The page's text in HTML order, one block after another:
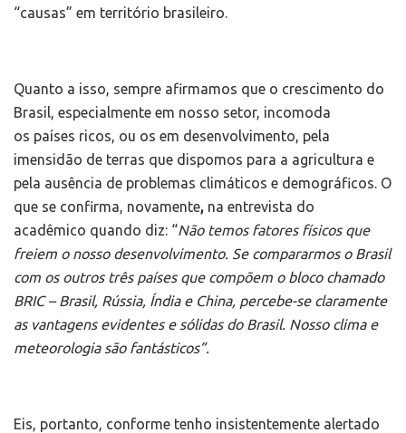
“causas” em território brasileiro.
Quanto a isso, sempre afirmamos que o crescimento do
Brasil, especialmente em nosso setor, incomoda
os países ricos, ou os em desenvolvimento, pela
imensidão de terras que dispomos para a agricultura e
pela ausência de problemas climáticos e demográficos. O
que se confirma, novamente, na entrevista do
acadêmico quando diz: “Não temos fatores físicos que
freiem o nosso desenvolvimento. Se compararmos o Brasil
com os outros três países que compõem o bloco chamado
BRIC – Brasil, Rússia, Índia e China, percebe-se claramente
as vantagens evidentes e sólidas do Brasil. Nosso clima e
meteorologia são fantásticos”.
Eis, portanto, conforme tenho insistentemente alertado